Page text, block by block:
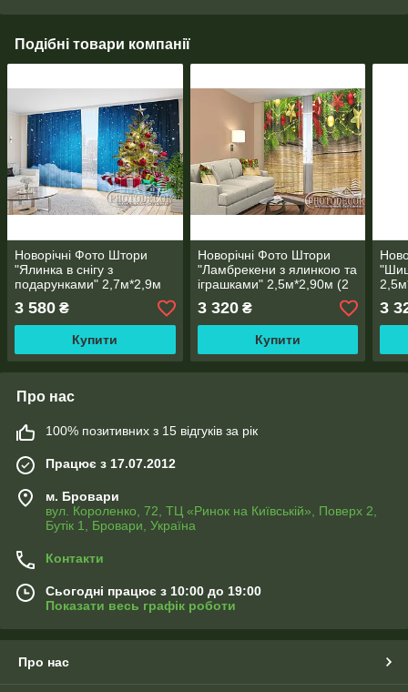
Подібні товари компанії
Новорічні Фото Штори
"Ялинка в снігу з
подарунками" 2,7м*2,9м
тасьма
3 580 ₴
Купити
Новорічні Фото Штори
"Ламбрекени з ялинкою та
іграшками" 2,5м*2,90м (2
полотна по 1,45м), тасьма
3 320₴
Купити
3
Про нас
100% позитивних з 15 відгуків за рік
Працює з 17.07.2012
м. Бровари
вул. Короленко, 72, ТЦ «Ринок на Київській», Поверх 2,
Бутік 1, Бровари, Україна
Контакти
Сьогодні працює з 10:00 до 19:00
Показати весь графік роботи
Про нас